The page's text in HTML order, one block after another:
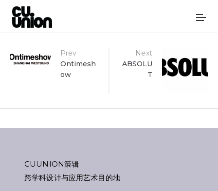
Post
navigation
Prev
Ontimesh
ow
Next
ABSOLU
T
CUUNION策辑
跨学科设计与应用艺术目的地